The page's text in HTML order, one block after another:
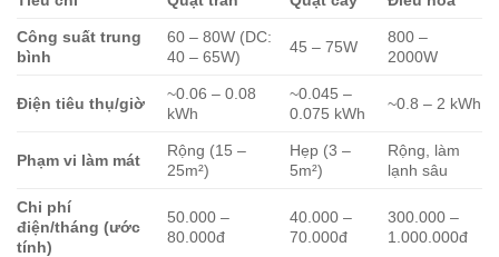
Công suất trung
bình
60 – 80W (DC:
40 – 65W)
45 – 75W
800 –
2000W
Điện tiêu thụ/giờ
~0.06 – 0.08
kWh
~0.045 –
0.075 kWh
~0.8 – 2 kWh
Phạm vi làm mát
Rộng (15 –
25m²)
Hẹp (3 –
5m²)
Rộng, làm
lạnh sâu
Chi phí
điện/tháng (ước
tính)
50.000 –
80.000đ
40.000 –
70.000đ
300.000 –
1.000.000đ